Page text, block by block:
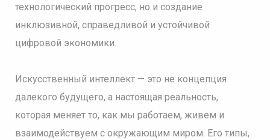
технологический прогресс, но и создание
инклюзивной, справедливой и устойчивой
цифровой экономики.
Искусственный интеллект — это не концепция
далекого будущего, а настоящая реальность,
которая меняет то, как мы работаем, живем и
взаимодействуем с окружающим миром. Его типы,